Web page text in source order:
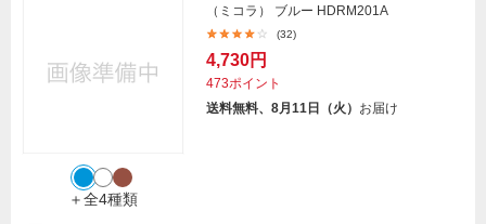
＋全4種類
（ミコラ） ブルー HDRM201A
(32)
4,730円
473ポイント
送料無料、8月11日（火） お届け